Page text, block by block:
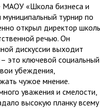
МАОУ «Школа бизнеса и
турнир по
открыл директор
речью. Он
дискуссии выходит
это ключевой социальный
убеждения,
чужое мнение.
уважения и смелости,
высокую планку всему